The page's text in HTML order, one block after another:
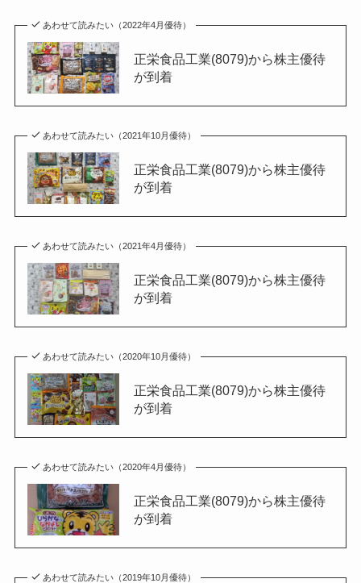
あわせて読みたい（2022年4月優待）
正栄食品工業(8079)から株主優待
が到着
あわせて読みたい（2021年10月優待）
正栄食品工業(8079)から株主優待
が到着
あわせて読みたい（2021年4月優待）
正栄食品工業(8079)から株主優待
が到着
あわせて読みたい（2020年10月優待）
正栄食品工業(8079)から株主優待
が到着
あわせて読みたい（2020年4月優待）
正栄食品工業(8079)から株主優待
が到着
あわせて読みたい（2019年10月優待）